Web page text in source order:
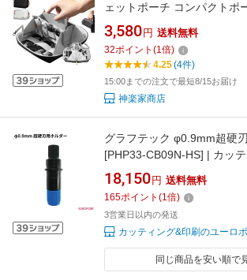
ェットポーチ コンパクトポ
グッズ 収納ポーチ ガジェッ
大容量 ポーチ ケーブル 撥水
ス 収納 PC周辺小物入れ ブ
3,580 円 送料無料
32ポイント (1倍)
4.25(4件)
15:00までの注文で最短8/15お届け
神楽家商店
グラフテック φ0.9mm超硬
[PHP33-CB09N-HS] | カッ
管 サプライ品 CE7000-40
ングマシン
18,150 円 送料無料
165ポイント (1倍)
3営業日以内の発送
カッティング&印刷のユーロ
同じ商品を安い順で